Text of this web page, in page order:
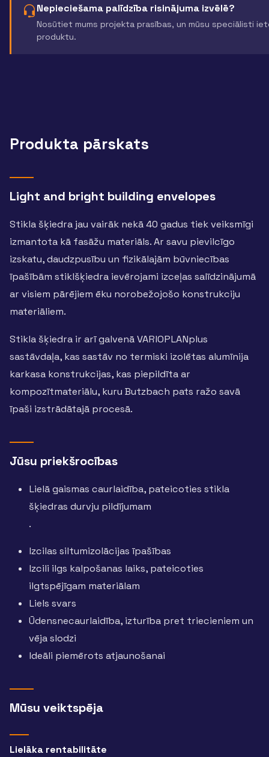
Nepieciešama palīdzība risinājuma izvēlē?
Nosūtiet mums projekta prasības, un mūsu speciālisti
produktu.
Produkta pārskats
Light and bright building envelopes
Stikla šķiedra jau vairāk nekā 40 gadus tiek veiksmīgi
izmantota kā fasāžu materiāls. Ar savu pievilcīgo
izskatu, daudzpusību un fizikālajām būvniecības
īpašībām stiklšķiedra ievērojami izceļas salīdzinājumā
ar visiem pārējiem ēku norobežojošo konstrukciju
materiāliem.
Stikla šķiedra ir arī galvenā VARIOPLANplus
sastāvdaļa, kas sastāv no termiski izolētas alumīnija
karkasa konstrukcijas, kas piepildīta ar
kompozītmateriālu, kuru Butzbach pats ražo savā
īpaši izstrādātajā procesā.
Jūsu priekšrocības
Lielā gaismas caurlaidība, pateicoties stikla
šķiedras durvju pildījumam
.
Izcilas siltumizolācijas īpašības
Izcili ilgs kalpošanas laiks, pateicoties
ilgtspējīgam materiālam
Liels svars
Ūdensnecaurlaidība, izturība pret triecieniem un
vēja slodzi
Ideāli piemērots atjaunošanai
Mūsu veiktspēja
Lielāka rentabilitāte